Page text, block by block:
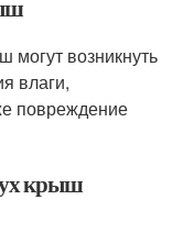
возникнуть
влаги,
повреждение
крыш